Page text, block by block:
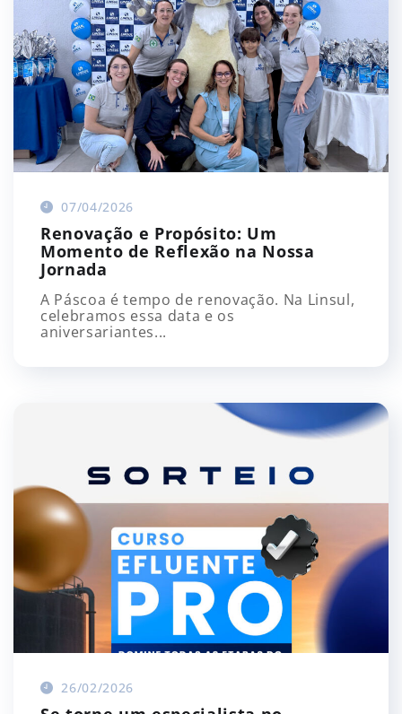
07/04/2026
Renovação e Propósito: Um
Momento de Reflexão na Nossa
Jornada
A Páscoa é tempo de renovação. Na Linsul,
celebramos essa data e os
aniversariantes...
26/02/2026